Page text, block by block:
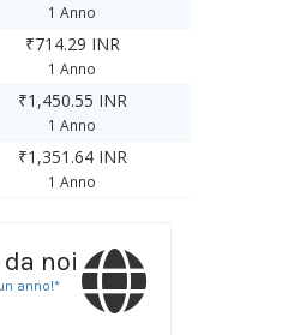
1 Anno
₹714.29 INR
1 Anno
₹1,450.55 INR
1 Anno
₹1,351.64 INR
1 Anno
noi
anno!*